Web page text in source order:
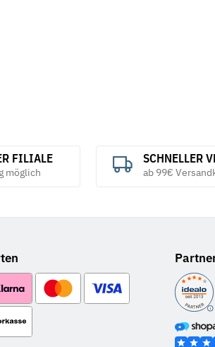
FILIALE
möglich
SCHNELLER
ab 99€